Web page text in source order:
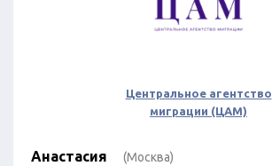
Центральное агентство
миграции (ЦАМ)
Анастасия (Москва)